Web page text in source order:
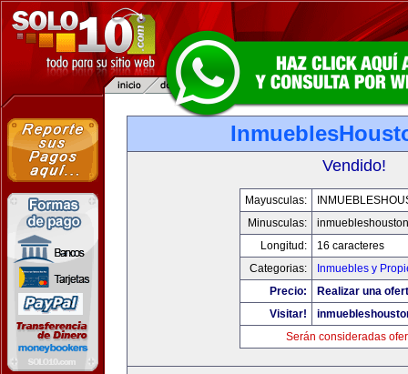
Vendido!
Mayusculas:
Minusculas:
Longitud:
16 caracteres
Categorias:
Inmuebles y
Precio:
Realizar una
Visitar!
Serán consideradas